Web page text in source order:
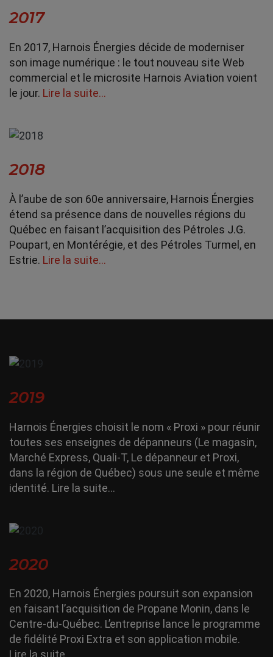
2017
En 2017, Harnois Énergies décide de moderniser
son image numérique : le tout nouveau site Web
commercial et le microsite Harnois Aviation voient
le jour. Lire la suite…
2018
À l’aube de son 60e anniversaire, Harnois Énergies
étend sa présence dans de nouvelles régions du
Québec en faisant l’acquisition des Pétroles J.G.
Poupart, en Montérégie, et des Pétroles Turmel, en
Estrie. Lire la suite…
2019
Harnois Énergies choisit le nom « Proxi » pour réunir
toutes ses enseignes de dépanneurs (Le magasin,
Marché Express, Quali-T, Le dépanneur et Proxi,
dans la région de Québec) sous une seule et même
identité. Lire la suite…
2020
En 2020, Harnois Énergies poursuit son expansion
en faisant l’acquisition de Propane Monin, dans le
Centre-du-Québec. L’entreprise lance le programme
de fidélité Proxi Extra et son application mobile.